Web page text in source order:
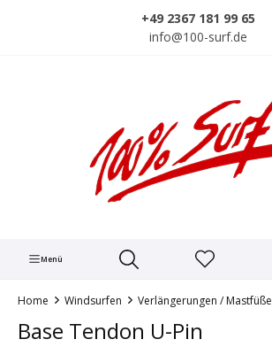
+49 2367 181 99 65
info@100-surf.de
Menü
Home Windsurfen Verlängerungen / Mastfüße
Base Tendon U-Pin